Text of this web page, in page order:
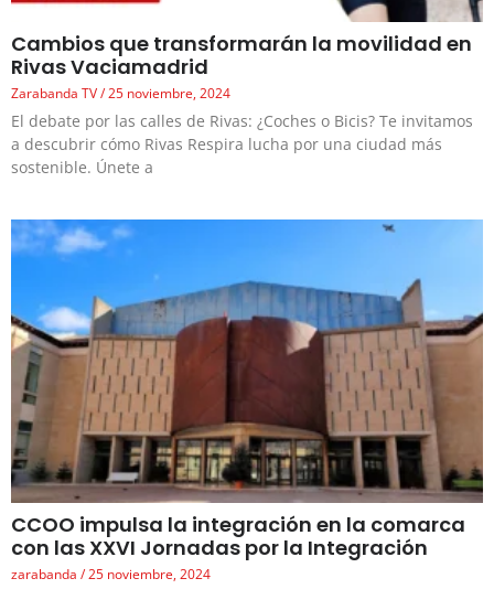
Cambios que transformarán la movilidad en
Rivas Vaciamadrid
Zarabanda TV 25 noviembre, 2024
El debate por las calles de Rivas: ¿Coches o Bicis? Te invitamos
a descubrir cómo Rivas Respira lucha por una ciudad más
sostenible. Únete a
CCOO impulsa la integración en la comarca
con las XXVI Jornadas por la Integración
zarabanda 25 noviembre, 2024